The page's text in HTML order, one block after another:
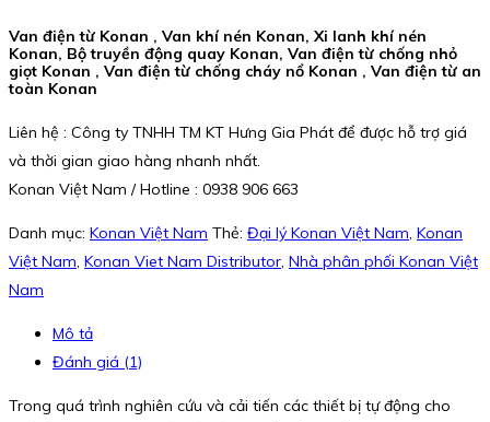
Van điện từ Konan , Van khí nén Konan, Xi lanh khí nén
Konan, Bộ truyền động quay Konan, Van điện từ chống nhỏ
giọt Konan , Van điện từ chống cháy nổ Konan , Van điện từ an
toàn Konan
Liên hệ : Công ty TNHH TM KT Hưng Gia Phát để được hỗ trợ giá
và thời gian giao hàng nhanh nhất.
Konan Việt Nam / Hotline : 0938 906 663
Danh mục: Konan Việt Nam Thẻ: Đại lý Konan Việt Nam, Konan
Việt Nam, Konan Viet Nam Distributor, Nhà phân phối Konan Việt
Nam
Mô tả
Đánh giá (1)
Trong quá trình nghiên cứu và cải tiến các thiết bị tự động cho